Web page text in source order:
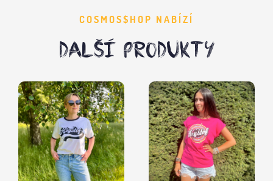
COSMOS$HOP NABÍZÍ
DALŠÍ PRODUKTY